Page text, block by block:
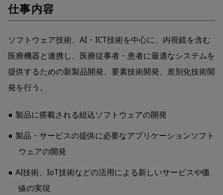
仕事内容
ソフトウェア技術、AI・ICT技術を中心に、内視鏡を含む
医療機器と連携し、医療従事者・患者に最適なシステムを
提供するための新製品開発、要素技術開発、差別化技術開
発を行う。
製品に搭載される組込ソフトウェアの開発
製品・サービスの提供に必要なアプリケーションソフト
ウェアの開発
AI技術、IoT技術などの活用による新しいサービスや価
値の実現